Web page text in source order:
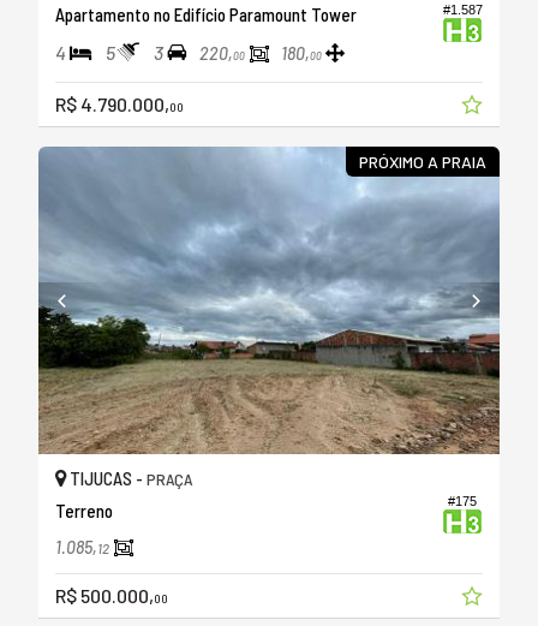
#1.587
Apartamento no Edifício Paramount Tower
4 5 3 220,00 180,00
R$ 4.790.000,00
PRÓXIMO A PRAIA
#175
TIJUCAS - PRAÇA
Terreno
1.085,12
R$ 500.000,00